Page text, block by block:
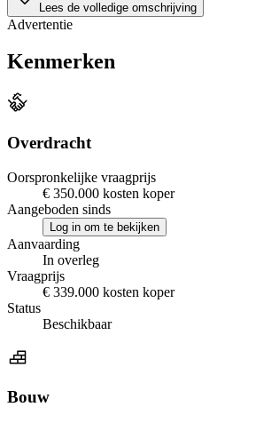
Lees de volledige omschrijving
Advertentie
Kenmerken
Overdracht
Oorspronkelijke vraagprijs
€ 350.000 kosten koper
Aangeboden sinds
Log in om te bekijken
Aanvaarding
In overleg
Vraagprijs
€ 339.000 kosten koper
Status
Beschikbaar
Bouw